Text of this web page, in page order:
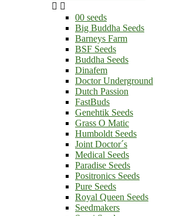
 
00 seeds
Big Buddha Seeds
Barneys Farm
BSF Seeds
Buddha Seeds
Dinafem
Doctor Underground
Dutch Passion
FastBuds
Genehtik Seeds
Grass O Matic
Humboldt Seeds
Joint Doctor´s
Medical Seeds
Paradise Seeds
Positronics Seeds
Pure Seeds
Royal Queen Seeds
Seedmakers